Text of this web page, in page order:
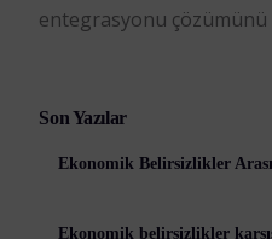
entegrasyonu
Son Yazılar
Ekonomik Belirsizlikler
Ekonomik belirsizlikler